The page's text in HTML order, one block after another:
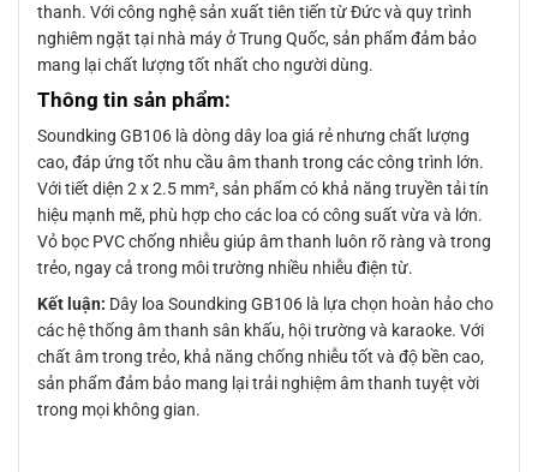
thanh. Với công nghệ sản xuất tiên tiến từ Đức và quy trình
nghiêm ngặt tại nhà máy ở Trung Quốc, sản phẩm đảm bảo
mang lại chất lượng tốt nhất cho người dùng.
Thông tin sản phẩm:
Soundking GB106 là dòng dây loa giá rẻ nhưng chất lượng
cao, đáp ứng tốt nhu cầu âm thanh trong các công trình lớn.
Với tiết diện 2 x 2.5 mm², sản phẩm có khả năng truyền tải tín
hiệu mạnh mẽ, phù hợp cho các loa có công suất vừa và lớn.
Vỏ bọc PVC chống nhiễu giúp âm thanh luôn rõ ràng và trong
trẻo, ngay cả trong môi trường nhiều nhiễu điện từ.
Kết luận: Dây loa Soundking GB106 là lựa chọn hoàn hảo cho
các hệ thống âm thanh sân khấu, hội trường và karaoke. Với
chất âm trong trẻo, khả năng chống nhiễu tốt và độ bền cao,
sản phẩm đảm bảo mang lại trải nghiệm âm thanh tuyệt vời
trong mọi không gian.